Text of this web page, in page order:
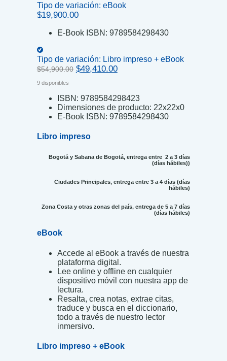
Tipo de variación: eBook
$19,900.00
E-Book ISBN: 9789584298430
Tipo de variación: Libro impreso + eBook
$54,900.00 Original
$54,900.00.
$49,410.00Current
$49,410.00.
9 disponibles
ISBN: 9789584298423
Dimensiones de producto: 22x22x0
E-Book ISBN: 9789584298430
Libro impreso
Bogotá y Sabana de Bogotá, entrega entre 2 a 3 días
(días hábiles))
Ciudades Principales, entrega entre 3 a 4 días (días
hábiles)
Zona Costa y otras zonas del país, entrega de 5 a 7 días
(días hábiles)
eBook
Accede al eBook a través de nuestra
plataforma digital.
Lee online y offline en cualquier
dispositivo móvil con nuestra app de
lectura.
Resalta, crea notas, extrae citas,
traduce y busca en el diccionario,
todo a través de nuestro lector
inmersivo.
Libro impreso + eBook